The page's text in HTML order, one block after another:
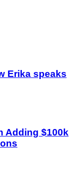
Erika speaks
Adding $100k